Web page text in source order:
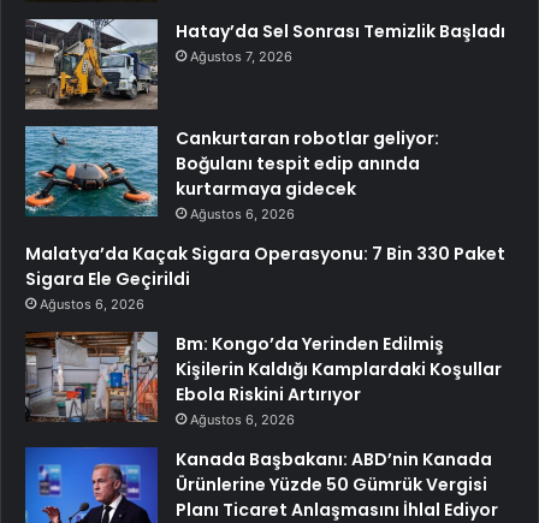
Hatay’da Sel Sonrası Temizlik Başladı
Ağustos 7, 2026
Cankurtaran robotlar geliyor:
Boğulanı tespit edip anında
kurtarmaya gidecek
Ağustos 6, 2026
Malatya’da Kaçak Sigara Operasyonu: 7 Bin 330 Paket
Sigara Ele Geçirildi
Ağustos 6, 2026
Bm: Kongo’da Yerinden Edilmiş
Kişilerin Kaldığı Kamplardaki Koşullar
Ebola Riskini Artırıyor
Ağustos 6, 2026
Kanada Başbakanı: ABD’nin Kanada
Ürünlerine Yüzde 50 Gümrük Vergisi
Planı Ticaret Anlaşmasını İhlal Ediyor